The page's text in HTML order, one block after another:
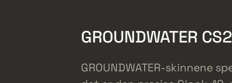
GROUNDWATER
GROUNDWATER-skinnene